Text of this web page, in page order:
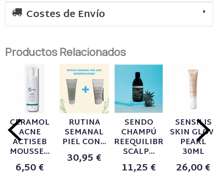
Costes de Envío
Productos Relacionados
CERAMOL
ACNE
ACTISEB
MOUSSE...
6,50 €
RUTINA
SEMANAL
PIEL CON...
30,95 €
SENDO
CHAMPÚ
REEQUILIBRANTE
SCALP...
11,25 €
SENSILIS
SKIN GLOW
PEARL
30ML
26,00 €